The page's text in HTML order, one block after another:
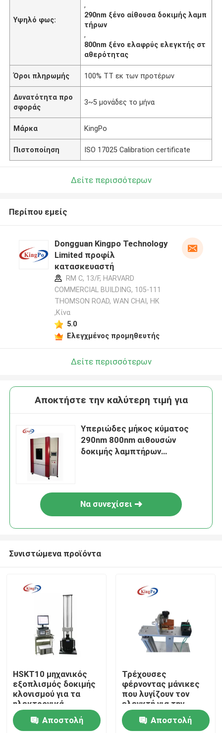
Προϊόντα
Περίπου εμείς
Υψηλό φως:
,
290nm ξένο αίθουσα δοκιμής λαμπ
τήρων
,
800nm ξένο ελαφρύς ελεγκτής στ
αθερότητας
Όροι πληρωμής 100% TT εκ των προτέρων
Δυνατότητα προ
σφοράς
3~5 μονάδες το μήνα
Μάρκα KingPo
Πιστοποίηση ISO 17025 Calibration certificate
Δείτε περισσότερων
Περίπου εμείς
Dongguan Kingpo Technology
Limited προφίλ
κατασκευαστή
RM C, 13/F, HARVARD
COMMERCIAL BUILDING, 105-111
THOMSON ROAD, WAN CHAI, HK
,Κίνα
5.0
Ελεγχμένος προμηθευτής
Δείτε περισσότερων
Αποκτήστε την καλύτερη τιμή για
Υπεριώδες μήκος κύματος
290nm 800nm αιθουσών
δοκιμής λαμπτήρων
Να συνεχίσει
Συνιστώμενα προϊόντα
HSKT10 μηχανικός
εξοπλισμός δοκιμής
κλονισμού για τα
ηλεκτρονικά
προϊόντα
Αποστολή
Τρέχουσες
φέρνοντας μάνικες
που λυγίζουν τον
ελεγκτή για την
αντίσταση
ηλεκτρικών σκουπών
Αποστολή